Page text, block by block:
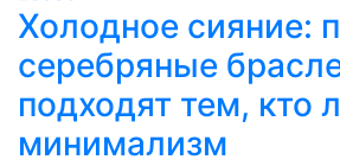
Холодное сияние:
серебряные
подходят тем, кто
минимализм